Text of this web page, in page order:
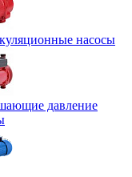
насосы
давление